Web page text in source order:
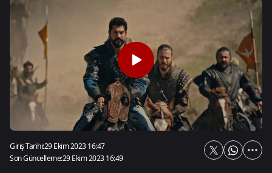
Giriş Tarihi:29 Ekim 2023 16:47
Son Güncelleme:29 Ekim 2023 16:49